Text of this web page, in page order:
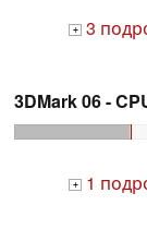
+ 3
3DMark 06 -
+ 1